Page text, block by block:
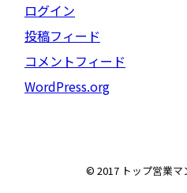
ログイン
投稿フィード
コメントフィード
WordPress.org
© 2017 トップ営業